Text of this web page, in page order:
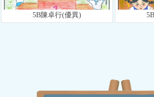
5B陳卓行(優異)